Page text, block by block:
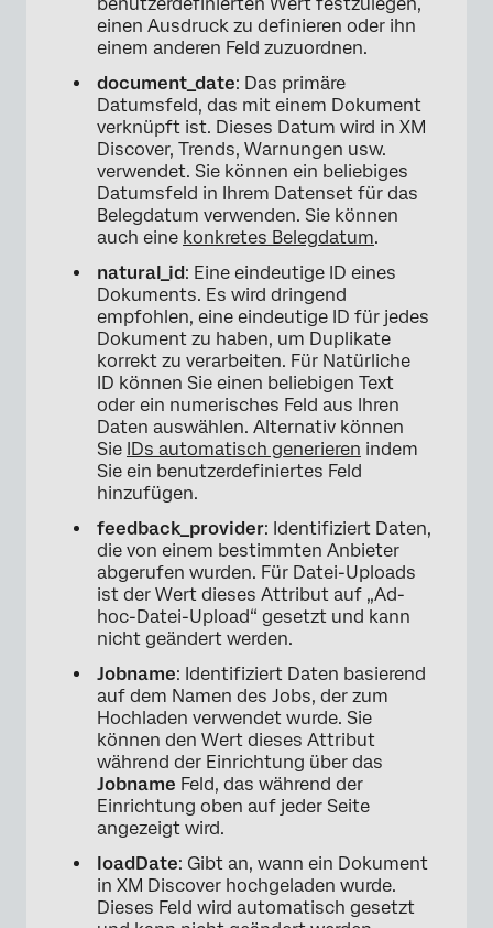
×
einen Ausdruck zu definieren oder ihn
einem anderen Feld zuzuordnen.
document_date: Das primäre
Datumsfeld, das mit einem Dokument
verknüpft ist. Dieses Datum wird in XM
Discover, Trends, Warnungen usw.
verwendet. Sie können ein beliebiges
Datumsfeld in Ihrem Datenset für das
Belegdatum verwenden. Sie können
auch eine konkretes Belegdatum.
natural_id: Eine eindeutige ID eines
Dokuments. Es wird dringend
empfohlen, eine eindeutige ID für jedes
Dokument zu haben, um Duplikate
korrekt zu verarbeiten. Für Natürliche
ID können Sie einen beliebigen Text
oder ein numerisches Feld aus Ihren
Daten auswählen. Alternativ können
Sie IDs automatisch generieren indem
Sie ein benutzerdefiniertes Feld
hinzufügen.
feedback_provider: Identifiziert Daten,
die von einem bestimmten Anbieter
abgerufen wurden. Für Datei-Uploads
ist der Wert dieses Attribut auf „Ad-
hoc-Datei-Upload“ gesetzt und kann
nicht geändert werden.
Jobname: Identifiziert Daten basierend
auf dem Namen des Jobs, der zum
Hochladen verwendet wurde. Sie
können den Wert dieses Attribut
während der Einrichtung über das
Jobname Feld, das während der
Einrichtung oben auf jeder Seite
angezeigt wird.
loadDate: Gibt an, wann ein Dokument
in XM Discover hochgeladen wurde.
Dieses Feld wird automatisch gesetzt